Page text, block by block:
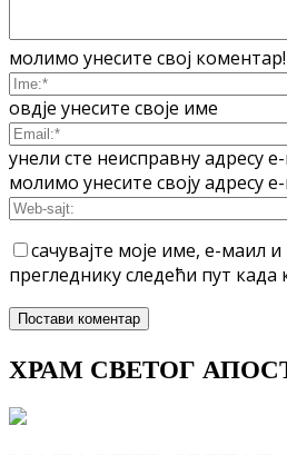
молимо унесите свој коментар!
овдје унесите своје име
унели сте неисправну адресу
молимо унесите своју адресу
сачувајте моје име, е-маил и
прегледнику следећи пут
ХРАМ СВЕТОГ